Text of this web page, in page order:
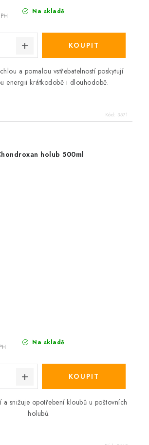
Na skladě
a pomalou vstřebatelností poskytují
energii krátkodobě i dlouhodobě.
Kód: 3571
holub 500ml
Na skladě
a snižuje opotřebení kloubů u poštovních
holubů.